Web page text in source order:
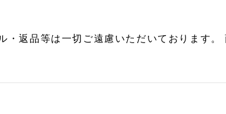
返品等は一切ご遠慮いただいております。